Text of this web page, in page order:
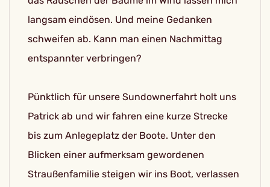
langsam eindösen. Und meine Gedanken
schweifen ab. Kann man einen Nachmittag
entspannter verbringen?
Pünktlich für unsere Sundownerfahrt holt uns
Patrick ab und wir fahren eine kurze Strecke
bis zum Anlegeplatz der Boote. Unter den
Blicken einer aufmerksam gewordenen
Straußenfamilie steigen wir ins Boot, verlassen